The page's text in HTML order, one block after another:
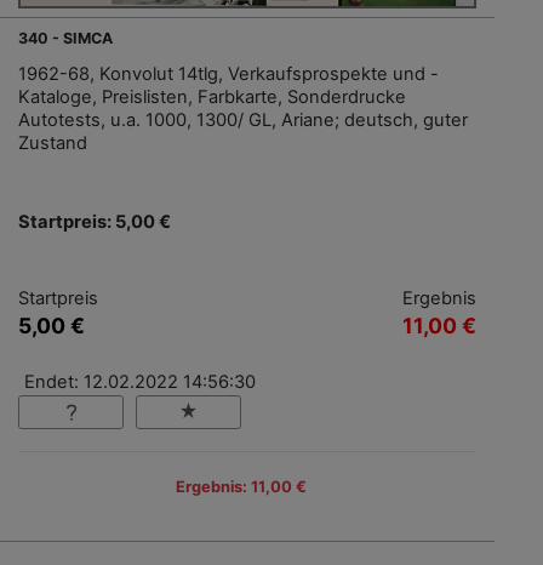
340 - SIMCA
1962-68, Konvolut 14tlg, Verkaufsprospekte und -
Kataloge, Preislisten, Farbkarte, Sonderdrucke
Autotests, u.a. 1000, 1300/ GL, Ariane; deutsch, guter
Zustand
Startpreis: 5,00 €
Startpreis
5,00 €
Ergebnis
11,00 €
Endet: 12.02.2022 14:56:30
Ergebnis: 11,00 €